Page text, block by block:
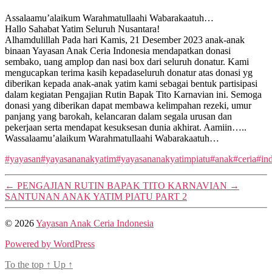
Assalaamu’alaikum Warahmatullaahi Wabarakaatuh…
Hallo Sahabat Yatim Seluruh Nusantara!
Alhamdulillah Pada hari Kamis, 21 Desember 2023 anak-anak
binaan Yayasan Anak Ceria Indonesia mendapatkan donasi
sembako, uang amplop dan nasi box dari seluruh donatur. Kami
mengucapkan terima kasih kepadaseluruh donatur atas donasi yg
diberikan kepada anak-anak yatim kami sebagai bentuk partisipasi
dalam kegiatan Pengajian Rutin Bapak Tito Karnavian ini. Semoga
donasi yang diberikan dapat membawa kelimpahan rezeki, umur
panjang yang barokah, kelancaran dalam segala urusan dan
pekerjaan serta mendapat kesuksesan dunia akhirat. Aamiin…..
Wassalaamu’alaikum Warahmatullaahi Wabarakaatuh…
#yayasan#yayasananakyatim#yayasananakyatimpiatu#anak#ceria
← PENGAJIAN RUTIN BAPAK TITO KARNAVIAN →
SANTUNAN ANAK YATIM PIATU PART 2
© 2026Yayasan Anak Ceria Indonesia
Powered by WordPress
To the top ↑ Up ↑